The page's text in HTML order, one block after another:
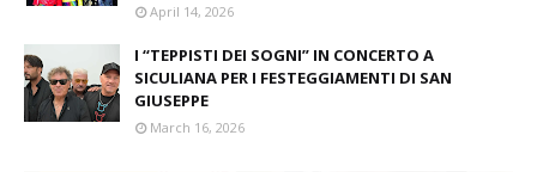
April 14, 2026
I “TEPPISTI DEI SOGNI” IN CONCERTO A
SICULIANA PER I FESTEGGIAMENTI DI SAN
GIUSEPPE
March 16, 2026